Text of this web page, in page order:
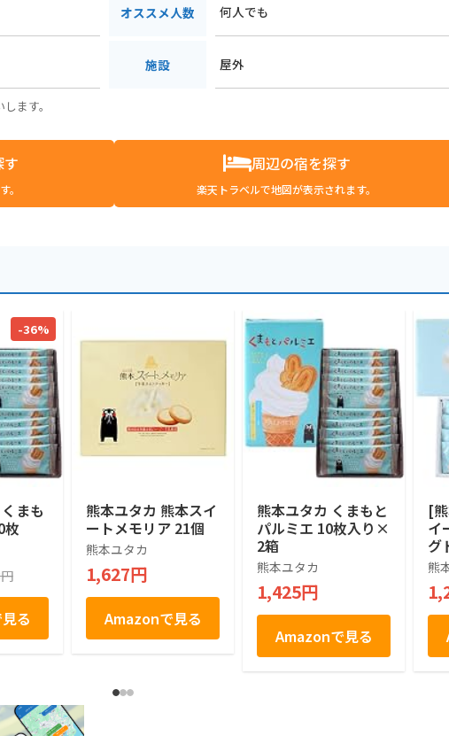
オススメ人数 何人でも
施設 屋外
ます。
。
周辺の宿を探す
楽天トラベルで地図が表示されます。
-36%
まも
枚
る
熊本ユタカ 熊本スイ
ートメモリア 21個
熊本ユタカ
1,627円
Amazonで見る
熊本ユタカ くまもと
パルミエ 10枚入り×
2箱
熊本ユタカ
1,425円
Amazonで見る
[
イ
グ
熊